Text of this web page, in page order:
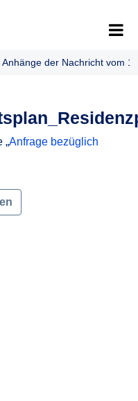
Anhänge der Nachricht vom
„Anfrage bezüglich